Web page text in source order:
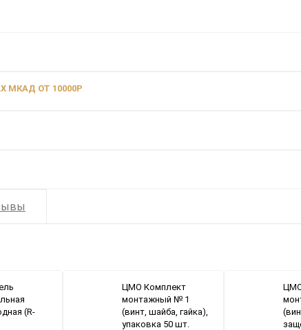
МКАД ОТ 10000Р
(R-
ЦМО Комплект
монтажный № 1
(винт, шайба, гайка),
упаковка 50 шт.